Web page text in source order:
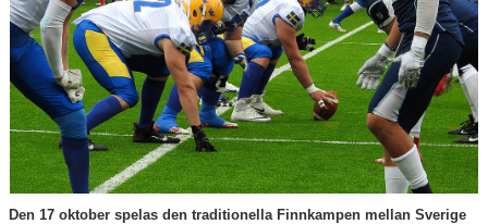
Den 17 oktober spelas den traditionella Finnkampen mellan Sverige